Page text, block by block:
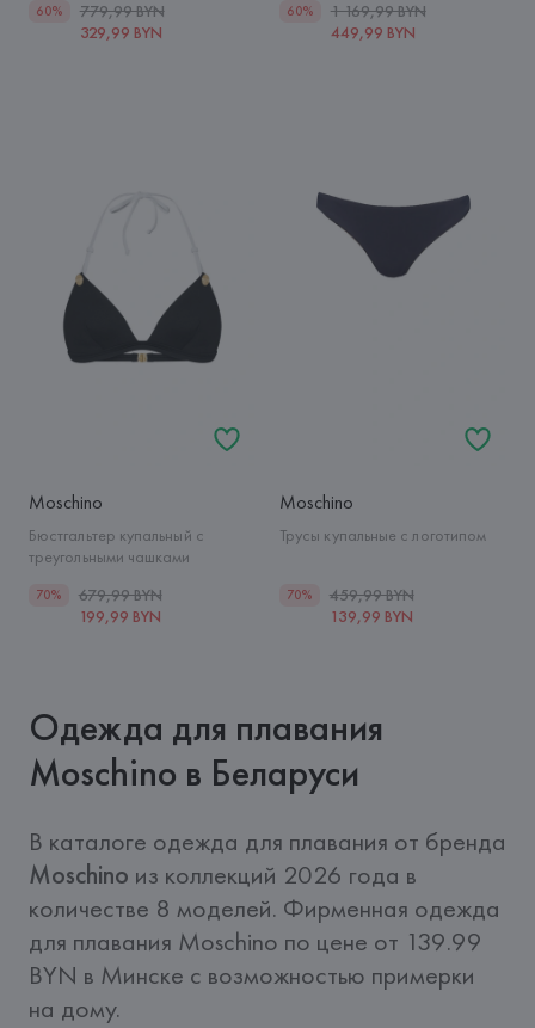
60%
779,99 BYN
329,99 BYN
60%
1 169,99 BYN
449,99 BYN
Moschino
Бюстгальтер купальный с
треугольными чашками
70%
679,99 BYN
199,99 BYN
Moschino
Трусы купальные с логотипом
70%
459,99 BYN
139,99 BYN
Одежда для плавания
Moschino в Беларуси
Moschino из коллекций 2026 года в
количестве 8 моделей. Фирменная одежда
для плавания Moschino по цене от 139.99
BYN в Минске с возможностью примерки
на дому.